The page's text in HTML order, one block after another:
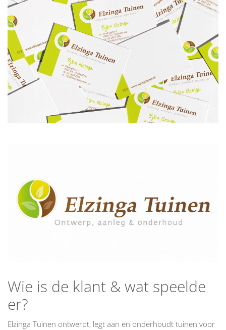
Wie is de klant & wat speelde
er?
Elzinga Tuinen ontwerpt, legt aan en onderhoudt tuinen voor